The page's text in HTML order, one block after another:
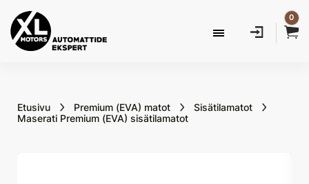
0
Etusivu Premium (EVA) matot
Sisätilamatot
Maserati Premium (EVA) sisätilamatot